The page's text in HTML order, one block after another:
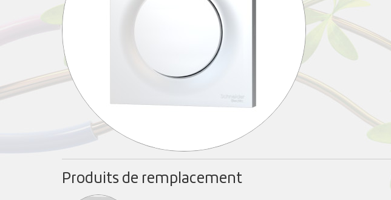
Produits de remplacement